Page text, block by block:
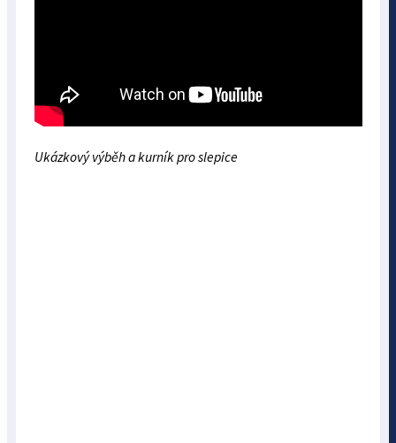
Ukázkový výběh a kurník pro slepice